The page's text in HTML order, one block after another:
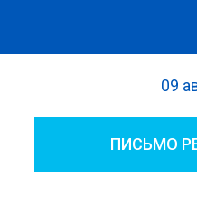
Форма поиска
09
ПИСЬМО